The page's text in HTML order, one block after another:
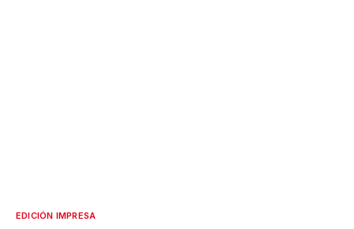
EDICIÓN IMPRESA